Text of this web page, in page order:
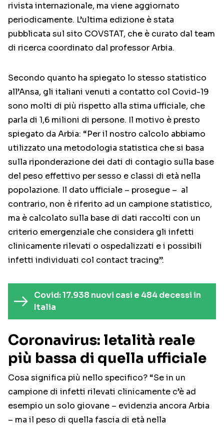
rivista internazionale, ma viene aggiornato
periodicamente. L’ultima edizione è stata
pubblicata sul sito COVSTAT, che è curato dal team
di ricerca coordinato dal professor Arbia.
Secondo quanto ha spiegato lo stesso statistico
all’Ansa, gli italiani venuti a contatto col Covid-19
sono molti di più rispetto alla stima ufficiale, che
parla di 1,6 milioni di persone. Il motivo è presto
spiegato da Arbia: “Per il nostro calcolo abbiamo
utilizzato una metodologia statistica che si basa
sulla riponderazione dei dati di contagio sulla base
del peso effettivo per sesso e classi di età nella
popolazione. Il dato ufficiale – prosegue – al
contrario, non è riferito ad un campione statistico,
ma è calcolato sulla base di dati raccolti con un
criterio emergenziale che considera gli infetti
clinicamente rilevati o ospedalizzati e i possibili
infetti individuati col contact tracing”.
Covid: 17.938 nuovi casi e 484 decessi in
Italia
Coronavirus: letalità reale
più bassa di quella ufficiale
Cosa significa più nello specifico? “Se in un
campione di infetti rilevati clinicamente c’è ad
esempio un solo giovane – evidenzia ancora Arbia
– ma il peso di quella fascia di età nella